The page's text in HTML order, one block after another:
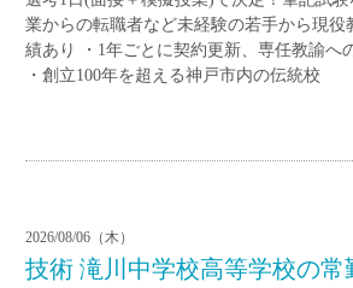
業からの転職者など未経験の若手から現役
績あり ・1年ごとに契約更新、専任教諭へ
・創立100年を超える神戸市内の伝統校
2026/08/06（木）
技術 滝川中学校高等学校の常